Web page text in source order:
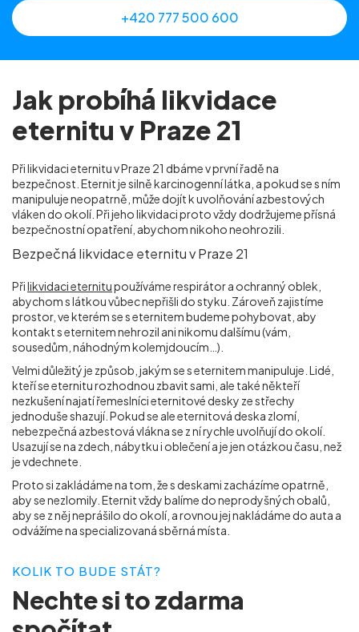
+420 777 500 600
Jak probíhá likvidace
eternitu v Praze 21
Při likvidaci eternitu v Praze 21 dbáme v první řadě na
bezpečnost. Eternit je silně karcinogenní látka, a pokud se s ním
manipuluje neopatrně, může dojít k uvolňování azbestových
vláken do okolí. Při jeho likvidaci proto vždy dodržujeme přísná
bezpečnostní opatření, abychom nikoho neohrozili.
Bezpečná likvidace eternitu v Praze 21
Přilikvidaci eternitupoužíváme respirátor a ochranný oblek,
abychom s látkou vůbec nepřišli do styku. Zároveň zajistíme
prostor, ve kterém se s eternitem budeme pohybovat, aby
kontakt s eternitem nehrozil ani nikomu dalšímu (vám,
sousedům, náhodným kolemjdoucím…).
Velmi důležitý je způsob, jakým se s eternitem manipuluje. Lidé,
kteří se eternitu rozhodnou zbavit sami, ale také někteří
nezkušení najatí řemeslníci eternitové desky ze střechy
jednoduše shazují. Pokud se ale eternitová deska zlomí,
nebezpečná azbestová vlákna se z ní rychle uvolňují do okolí.
Usazují se na zdech, nábytku i oblečení a je jen otázkou času, než
je vdechnete.
Proto si zakládáme na tom, že s deskami zacházíme opatrně,
aby se nezlomily. Eternit vždy balíme do neprodyšných obalů,
aby se z něj neprášilo do okolí, a rovnou jej nakládáme do auta a
odvážíme na specializovaná sběrná místa.
KOLIK TO BUDE STÁT?
Nechte si tozdarma